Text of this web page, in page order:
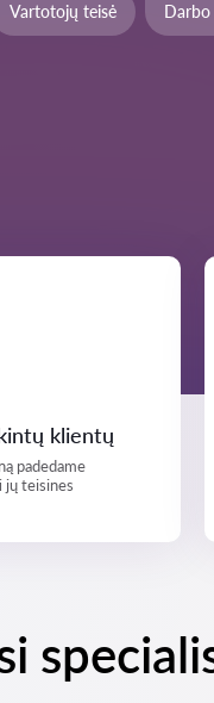
Vartotojų teisė Darbo
klientų
padedame
jų teisines